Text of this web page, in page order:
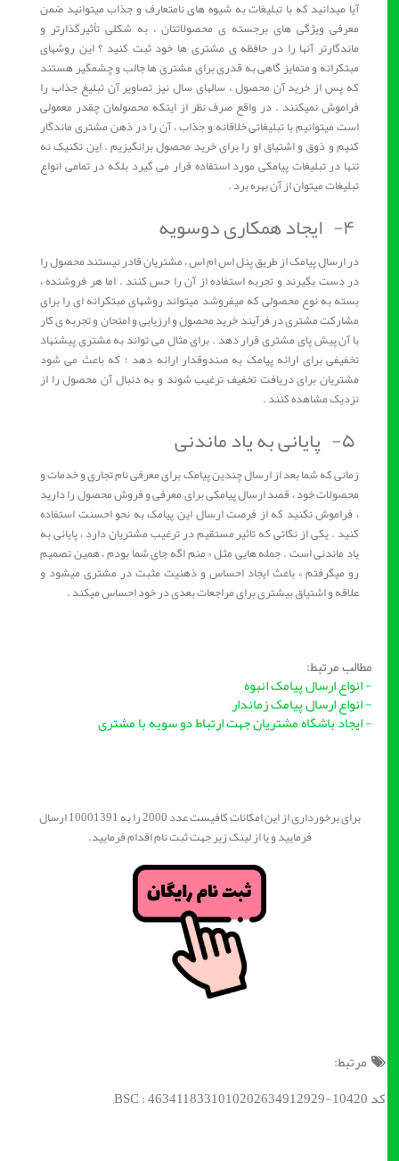
آیا میدانید که با تبلیغات به شیوه های نامتعارف و جذاب میتوانید ضمن
معرفی ویژگی های برجسته ی محصولاتتان ، به شکلی تأثیرگذارتر و
ماندگارتر آنها را در حافظه ی مشتری ها خود ثبت کنید ؟ این روشهای
مبتکرانه و متمایز گاهی به قدری برای مشتری ها جالب و چشمگیر هستند
که پس از خرید آن محصول ، سالهای سال نیز تصاویر آن تبلیغ جذاب را
فراموش نمیکنند . در واقع صرف نظر از اینکه محصولمان چقدر معمولی
است میتوانیم با تبلیغاتی خلاقانه و جذاب ، آن را در ذهن مشتری ماندگار
کنیم و ذوق و اشتیاق او را برای خرید محصول برانگیزیم . این تکنیک نه
تنها در تبلیغات پیامکی مورد استفاده قرار می گیرد بلکه در تمامی انواع
تبلیغات میتوان از آن بهره برد .
در ارسال پیامک از طریق پنل اس ام اس ، مشتریان قادر نیستند محصول را
در دست بگیرند و تجربه استفاده از آن را حس کنند . اما هر فروشنده ،
بسته به نوع محصولی که میفروشد میتواند روشهای مبتکرانه ای را برای
مشارکت مشتری در فرآیند خرید محصول و ارزیابی و امتحان و تجربه ی کار
با آن پیش پای مشتری قرار دهد . برای مثال می تواند به مشتری پیشنهاد
تخفیفی برای ارائه پیامک به صندوقدار ارائه دهد ؛ که باعث می شود
مشتریان برای دریافت تخفیف ترغیب شوند و به دنبال آن محصول را از
نزدیک مشاهده کنند .
زمانی که شما بعد از ارسال چندین پیامک برای معرفی نام تجاری و خدمات و
محصولات خود ، قصد ارسال پیامکی برای معرفی و فروش محصول را دارید
، فراموش نکنید که از فرصت ارسال این پیامک به نحو احسنت استفاده
کنید . یکی از نکاتی که تاثیر مستقیم در ترغیب مشتریان دارد ، پایانی به
یاد ماندنی است . جمله هایی مثل « منم اگه جای شما بودم ، همین تصمیم
رو میگرفتم » باعث ایجاد احساس و ذهنیت مثبت در مشتری میشود و
علاقه و اشتیاق بیشتری برای مراجعات بعدی در خود احساس میکند .
مطالب مرتبط:
- انواع ارسال پیامک انبوه
- انواع ارسال پیامک زماندار
- ایجاد باشگاه مشتریان جهت ارتباط دو سویه با مشتری
برای برخورداری از این امکانات کافیست عدد 2000 را به 10001391 ارسال
فرمایید و یا از لینک زیر جهت ثبت نام اقدام فرمایید.
مرتبط:
کد BSC : 4634118331010202634912929-10420;